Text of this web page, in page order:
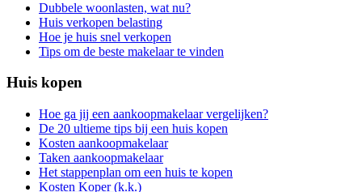
Dubbele woonlasten, wat nu?
Huis verkopen belasting
Hoe je huis snel verkopen
Tips om de beste makelaar te vinden
Huis kopen
Hoe ga jij een aankoopmakelaar vergelijken?
De 20 ultieme tips bij een huis kopen
Kosten aankoopmakelaar
Taken aankoopmakelaar
Het stappenplan om een huis te kopen
Kosten Koper (k.k.)